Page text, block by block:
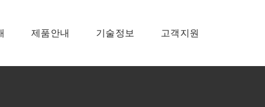
제품안내 기술정보 고객지원